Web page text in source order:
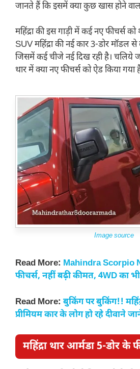
जानते हैं कि इसमें क्या कुछ खास होने
महिंद्रा की इस गाड़ी में कई नए फीचर्स
SUV महिंद्रा की नई कार 3-डोर मॉडल
जिसमें कई चीजे नई दिख रही है। चलिये
थार में क्या नए फीचर्स को ऐड किया गया
Image source
Read More: Mahindra Scorpio
फीचर्स, नहीं बढ़ी कीमत, 4WD का
Read More: बुकिंग पर बुकिंग!!
प्रीमियम कार के लोग हो रहे दीवाने
महिंद्रा थार आर्मडा 5-डोर के